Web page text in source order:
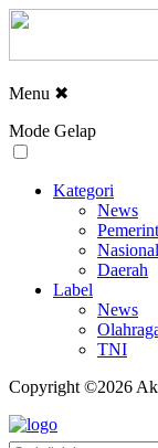
Menu ✖
Mode Gelap
Kategori
News
Nasional
Daerah
Label
News
TNI
Copyright ©2026